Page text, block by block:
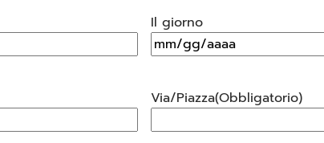
Il giorno
MM
GG
slash
AAAA
Via/Piazza(Obbligatorio)